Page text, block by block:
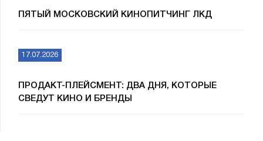
ПЯТЫЙ МОСКОВСКИЙ КИНОПИТЧИНГ ЛКД
17.07.2026
ПРОДАКТ-ПЛЕЙСМЕНТ: ДВА ДНЯ, КОТОРЫЕ
СВЕДУТ КИНО И БРЕНДЫ